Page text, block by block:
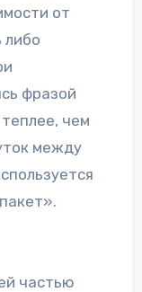
от
либо
фразой
чем
между
частью